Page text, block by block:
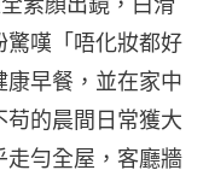
驚嘆「唔化妝都好
早餐，並在家中
的晨間日常獲大
走勻全屋，客廳牆